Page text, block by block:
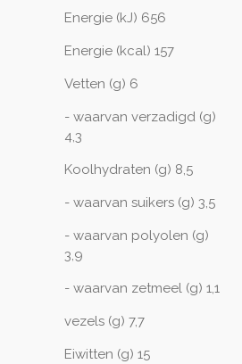
Energie (kJ) 656
Energie (kcal) 157
Vetten (g) 6
- waarvan verzadigd (g)
4,3
Koolhydraten (g) 8,5
- waarvan suikers (g) 3,5
- waarvan polyolen (g)
3,9
- waarvan zetmeel (g) 1,1
vezels (g) 7,7
Eiwitten (g) 15